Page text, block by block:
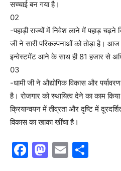
सच्चाई बन गया है।
02
-पहाड़ी राज्यों में निवेश लाने में पहाड़ चढ़ने
जी ने सारी परिकल्पनाओं को तोड़ा है।
इन्वेस्टमेंट आने के साथ ही 81 हजार से
03
-धामी जी ने औद्योगिक विकास और
है। रोजगार को स्थायित्व देने का काम किया
क्रियान्वयन में तीव्रता और दृष्टि में
विकास का खाका खींचा है।
F
M E